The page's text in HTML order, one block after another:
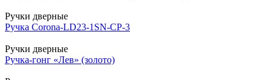
Ручки дверные
Ручка Corona-LD23-1SN-CP-3
Ручки дверные
Ручка-гонг «Лев» (золото)